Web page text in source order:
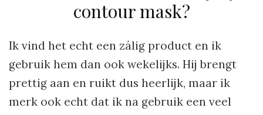
contour mask?
Ik vind het echt een zálig product en ik
gebruik hem dan ook wekelijks. Hij brengt
prettig aan en ruikt dus heerlijk, maar ik
merk ook echt dat ik na gebruik een veel